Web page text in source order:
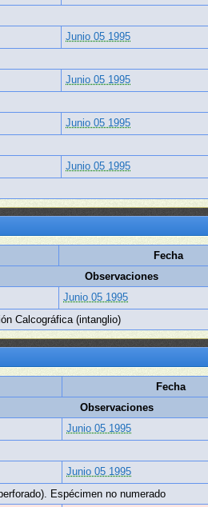
Junio 05 1995
Junio 05 1995
Junio 05 1995
Junio 05 1995
Fecha
Observaciones
Junio 05 1995
Calcográfica (intanglio)
Fecha
Observaciones
Junio 05 1995
Junio 05 1995
Espécimen no numerado